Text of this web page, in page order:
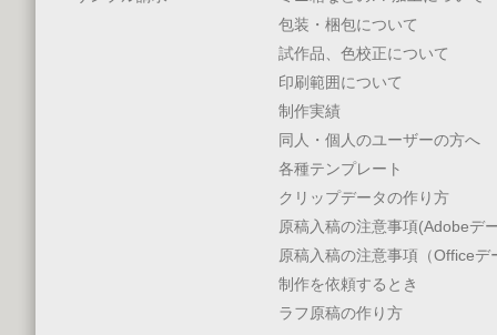
包装・梱包について
試作品、色校正について
印刷範囲について
制作実績
同人・個人のユーザーの方へ
各種テンプレート
クリップデータの作り方
原稿入稿の注意事項(Adobeデ
原稿入稿の注意事項（Officeデ
制作を依頼するとき
ラフ原稿の作り方